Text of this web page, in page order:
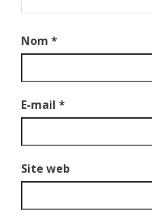
Nom *
E-mail *
Site web